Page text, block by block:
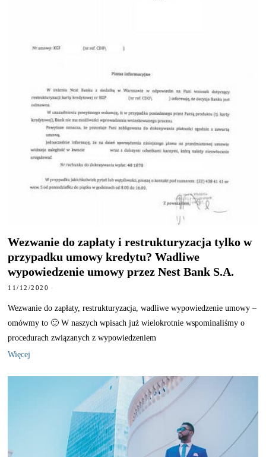
Wezwanie do zapłaty i restrukturyzacja tylko w
przypadku umowy kredytu? Wadliwe
wypowiedzenie umowy przez Nest Bank S.A.
11/12/2020
Wezwanie do zapłaty, restrukturyzacja, wadliwe wypowiedzenie umowy –
omówmy to 🙂 W naszych wpisach już wielokrotnie wspominaliśmy o
procedurach związanych z wypowiedzeniem
Więcej